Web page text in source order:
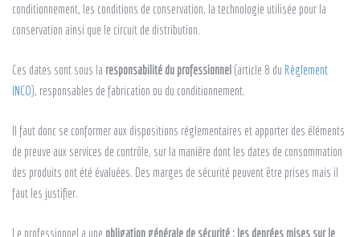
conditionnement, les conditions de conservation, la technologie utilisée pour la
conservation ainsi que le circuit de distribution.
Ces dates sont sous la responsabilité du professionnel (article 8 du Règlement
INCO), responsables de fabrication ou du conditionnement.
Il faut donc se conformer aux dispositions réglementaires et apporter des éléments
de preuve aux services de contrôle, sur la manière dont les dates de consommation
des produits ont été évaluées. Des marges de sécurité peuvent être prises mais il
faut les justifier.
Le professionnel a une obligation générale de sécurité : les denrées mises sur le